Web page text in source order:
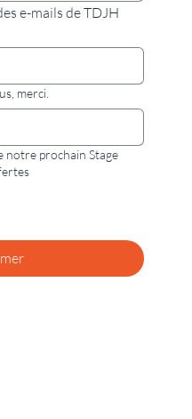
e-mails de TDJH
merci.
notre prochain Stage